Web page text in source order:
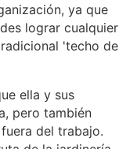
ya que
lograr cualquier
'techo de
ella y sus
pero también
del trabajo.